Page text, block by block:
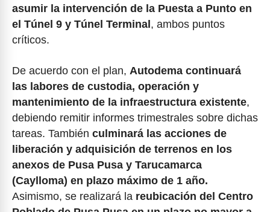
asumir la intervención de la Puesta a Punto en
el Túnel 9 y Túnel Terminal , ambos puntos
críticos.
De acuerdo con el plan, Autodema continuará
las labores de custodia, operación y
mantenimiento de la infraestructura existente,
debiendo remitir informes trimestrales sobre dichas
tareas. También culminará las acciones de
liberación y adquisición de terrenos en los
anexos de Pusa Pusa y Tarucamarca
(Caylloma) en plazo máximo de 1 año.
Asimismo, se realizará la reubicación del Centro